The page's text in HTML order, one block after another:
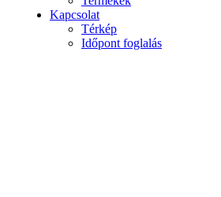
Kapcsolat
Térkép
Időpont foglalás